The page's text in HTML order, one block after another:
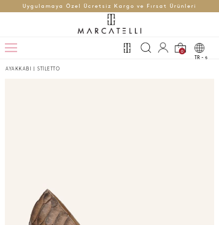
Uygulamaya Özel Ücretsiz Kargo ve Fırsat Ürünleri
0
TR - t
AYAKKABI | STİLETTO